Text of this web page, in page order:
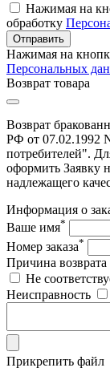
Нажимая на
обработку
Отправить
Нажимая на
Персональных
Возврат товара
Возврат
РФ от 07.02.1992
потребителей".
оформить Заявку
надлежащего
Информация о
Ваше имя*
Номер заказа*
Причина возврата
Не
Неисправность
Прикрепить файл